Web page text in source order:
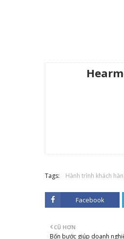
Tags: Hành trình khách
Facebook
CŨ HƠN
Bốn bước giúp doanh